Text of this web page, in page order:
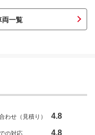
両一覧
わせ（見積り） 4.8
の対応 4.8